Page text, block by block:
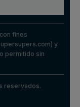
fines
y
permitido sin
reservados.